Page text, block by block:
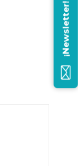
¡Newsletter!